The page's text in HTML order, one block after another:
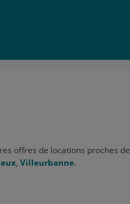
offres de locations proches de
, Villeurbanne.